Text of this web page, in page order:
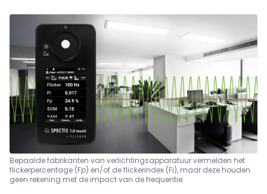
Bepaalde fabrikanten van verlichtingsapparatuur vermelden het
flickerpercentage (Fp) en/of de flickerindex (Fi), maar deze houden
geen rekening met de impact van de frequentie